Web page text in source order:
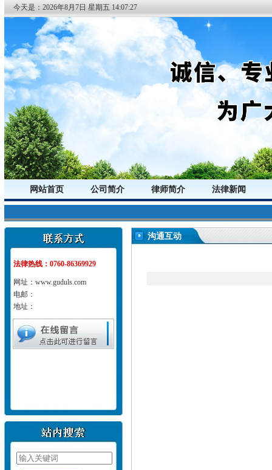
今天是： 2026年8月 7日 星期五 14:07:27
网站首页 公司简介 律师简介 法律新闻
法律热线：0760-86369929
网址：www.guduls.com
电邮：
地址：
沟通互动